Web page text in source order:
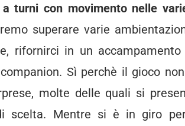
a turni con movimento nelle
superare varie
rifornirci in un
Sì perchè il gioco
molte delle quali si
scelta. Mentre si è in giro